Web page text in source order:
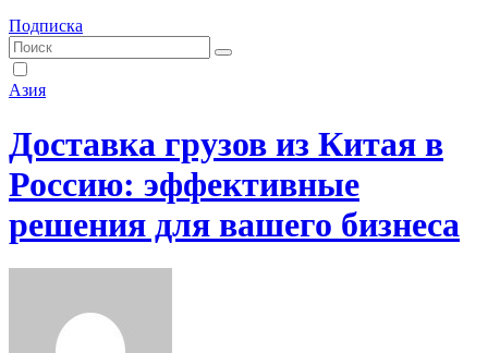
Подписка
Азия
Доставка грузов из Китая в
Россию: эффективные
решения для вашего бизнеса